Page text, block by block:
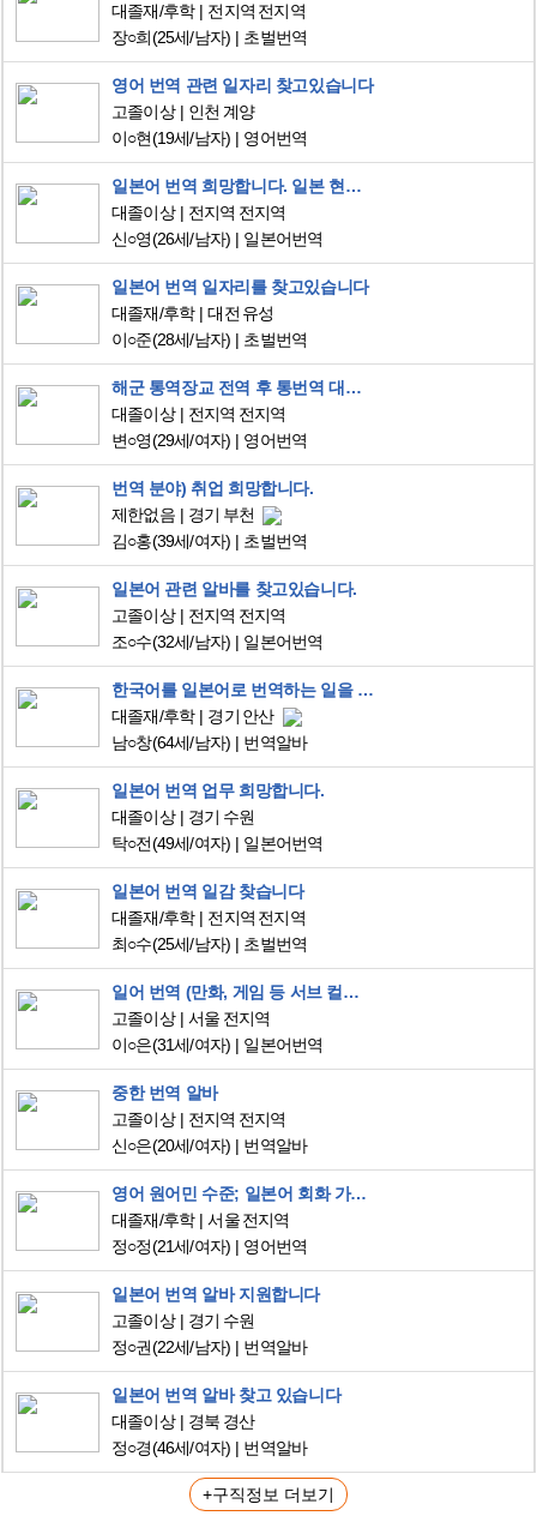
대졸재/후학
전지역 전지역
장○희(25세/남자) 초벌번역
영어 번역 관련 일자리 찾고있습니다
고졸이상
인천 계양
이○현(19세/남자) 영어번역
일본어 번역 희망합니다. 일본 현지 회사에서 근무 경험 있습니다.
대졸이상
전지역 전지역
신○영(26세/남자) 일본어번역
일본어 번역 일자리를 찾고있습니다
대졸재/후학
대전 유성
이○준(28세/남자) 초벌번역
해군 통역장교 전역 후 통번역 대학원 재학 중, 통역 알바 구합니다.
대졸이상
전지역 전지역
변○영(29세/여자) 영어번역
번역 분야) 취업 희망합니다.
제한없음
경기 부천
김○홍(39세/여자) 초벌번역
일본어 관련 알바를 찾고있습니다.
고졸이상
전지역 전지역
조○수(32세/남자) 일본어번역
한국어를 일본어로 번역하는 일을 하고 싶습니다. 영상번역 가능합니다.
대졸재/후학
경기 안산
남○창(64세/남자) 번역알바
일본어 번역 업무 희망합니다.
대졸이상
경기 수원
탁○전(49세/여자) 일본어번역
일본어 번역 일감 찾습니다
대졸재/후학
전지역 전지역
최○수(25세/남자) 초벌번역
일어 번역 (만화, 게임 등 서브 컬쳐 컨텐츠 관련 분야) 지원
고졸이상
서울 전지역
이○은(31세/여자) 일본어번역
중한 번역 알바
고졸이상
전지역 전지역
신○은(20세/여자) 번역알바
영어 원어민 수준; 일본어 회화 가능; 단기알바 찾습니다
대졸재/후학
서울 전지역
정○정(21세/여자) 영어번역
일본어 번역 알바 지원합니다
고졸이상
경기 수원
정○권(22세/남자) 번역알바
일본어 번역 알바 찾고 있습니다
대졸이상
경북 경산
정○경(46세/여자) 번역알바
+구직정보 더보기